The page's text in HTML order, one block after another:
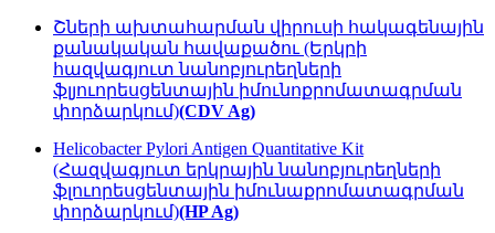
Շների ախտահարման վիրուսի հակագենային
քանակական հավաքածու (Երկրի
հազվագյուտ նանոբյուրեղների
ֆլյուորեսցենտային իմունոքրոմատագրման
փորձարկում)(CDV Ag)
Helicobacter Pylori Antigen Quantitative Kit
(Հազվագյուտ երկրային նանոբյուրեղների
ֆլուորեսցենտային իմունաքրոմատագրման
փորձարկում)(HP Ag)